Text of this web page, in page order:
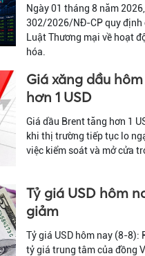
Ngày 01 tháng 8 năm
302/2026/NĐ-CP quy định
Luật Thương mại về hoạt
hóa.
Giá xăng dầu
hơn 1 USD
Giá dầu Brent tăng hơn 1
khi thị trường tiếp tục lo
việc kiểm soát và mở cửa
Tỷ giá USD hôm
giảm
Tỷ giá USD hôm nay (8-8):
tỷ giá trung tâm của đồng